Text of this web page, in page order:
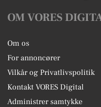
OM VORES
Om os
For annoncører
Vilkår og Privatlivspolitik
Kontakt VORES Digital
Administrer samtykke